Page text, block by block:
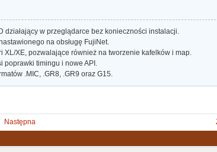
działający w przeglądarce bez konieczności instalacji.
na obsługę FujiNet.
XL/XE, pozwalające również na tworzenie kafelków i map.
poprawki timingu i nowe API.
.MIC, .GR8, .GR9 oraz G15.
Następna